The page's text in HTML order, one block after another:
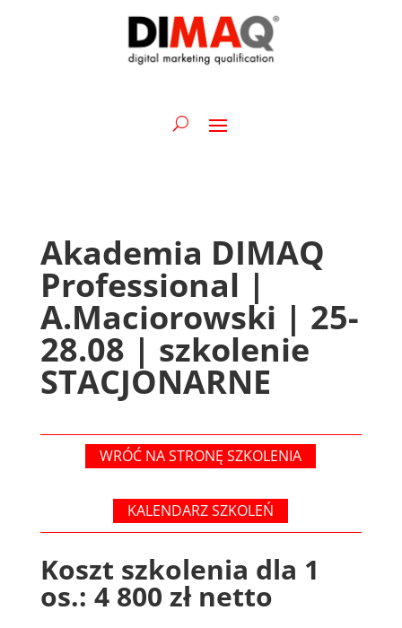
Akademia DIMAQ
Professional |
A.Maciorowski | 25-
28.08 | szkolenie
STACJONARNE
WRÓĆ NA STRONĘ SZKOLENIA
KALENDARZ SZKOLEŃ
Koszt szkolenia dla 1
os.: 4 800 zł netto